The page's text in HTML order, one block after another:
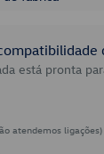
está pronta
atendemos ligações)